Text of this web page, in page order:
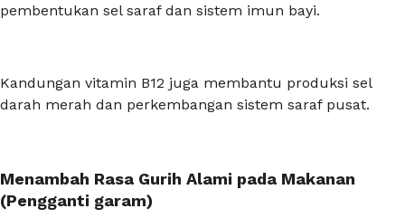
pembentukan sel saraf dan sistem imun bayi.
Kandungan vitamin B12 juga membantu produksi sel
darah merah dan perkembangan sistem saraf pusat.
Menambah Rasa Gurih Alami pada Makanan
(Pengganti garam)